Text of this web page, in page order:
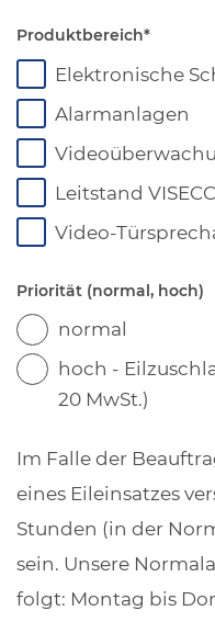
Produktbereich*
Elektronische
Alarmanlagen
Leitstand
Video-
Priorität (normal, hoch)
normal
hoch -
20 MwSt.)
Im Falle der
eines Eileinsatzes
Stunden (in der
sein. Unsere
folgt: Montag bis